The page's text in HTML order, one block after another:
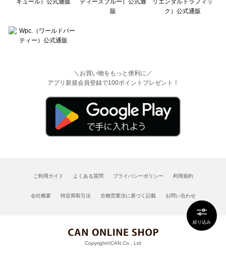
絞り込み
＼お買い物をもっと便利に／
アプリ新規会員登録で100ポイントプレゼント！
ご利用ガイド よくある質問 プライバシーポリシー 利用規約
会社概要 特定商取引法 古物営業法に基づく記載 お問い合わせ
Copyright©CAN Co., Ltd